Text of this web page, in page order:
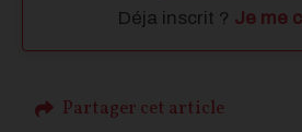
Déja inscrit ? Je me
Partager cet article